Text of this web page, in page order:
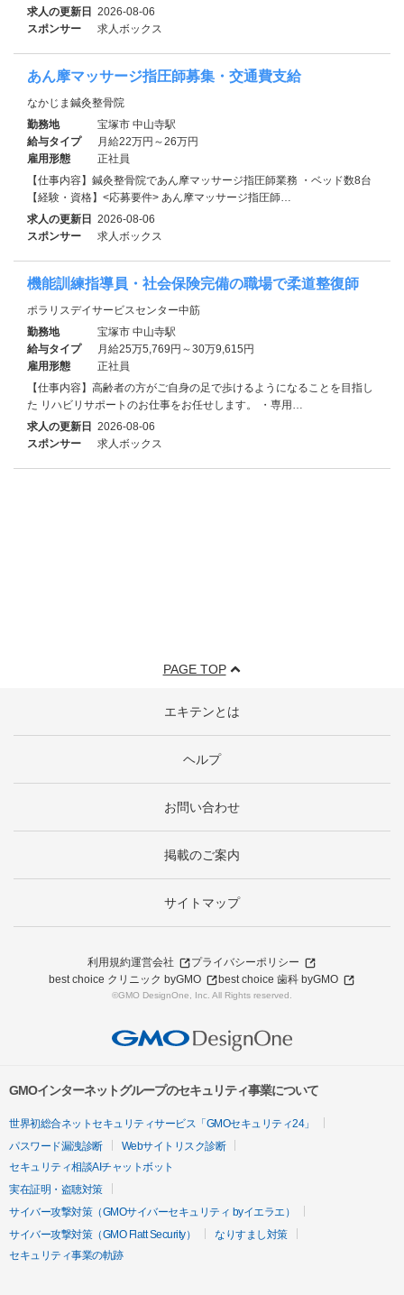
求人の更新日 2026-08-06
スポンサー
求人ボックス
あん摩マッサージ指圧師募集・交通費支給
なかじま鍼灸整骨院
勤務地
宝塚市 中山寺駅
給与タイプ
月給22万円～26万円
雇用形態
正社員
【仕事内容】鍼灸整骨院であん摩マッサージ指圧師業務 ・ベッド数8台
【経験・資格】<応募要件> あん摩マッサージ指圧師…
求人の更新日 2026-08-06
スポンサー
求人ボックス
機能訓練指導員・社会保険完備の職場で柔道整復師
ポラリスデイサービスセンター中筋
勤務地
宝塚市 中山寺駅
給与タイプ
月給25万5,769円～30万9,615円
雇用形態
正社員
【仕事内容】高齢者の方がご自身の足で歩けるようになることを目指し
た リハビリサポートのお仕事をお任せします。 ・専用…
求人の更新日 2026-08-06
スポンサー
求人ボックス
PAGE TOP
エキテンとは
ヘルプ
お問い合わせ
掲載のご案内
サイトマップ
利用規約運営会社
プライバシーポリシー
best choice クリニック byGMO
best choice 歯科 byGMO
©GMO DesignOne, Inc. All Rights reserved.
GMOインターネットグループのセキュリティ事業について
世界初総合ネットセキュリティサービス「GMOセキュリティ24」
パスワード漏洩診断
Webサイトリスク診断
セキュリティ相談AIチャットボット
実在証明・盗聴対策
サイバー攻撃対策（GMOサイバーセキュリティ byイエラエ）
サイバー攻撃対策（GMO Flatt Security）
なりすまし対策
セキュリティ事業の軌跡